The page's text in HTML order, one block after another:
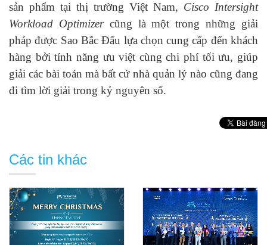
sản phẩm tại thị trường Việt Nam, Cisco Intersight
Workload Optimizercũng là một trong những giải
pháp được Sao Bắc Đẩu lựa chọn cung cấp đến khách
hàng bởi tính năng ưu việt cùng chi phí tối ưu, giúp
giải các bài toán mà bất cứ nhà quản lý nào cũng đang
đi tìm lời giải trong kỷ nguyên số.
Các tin khác